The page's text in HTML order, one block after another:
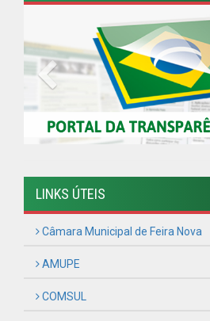
Previous
LINKS ÚTEIS
Câmara Municipal de Feira Nova
AMUPE
COMSUL